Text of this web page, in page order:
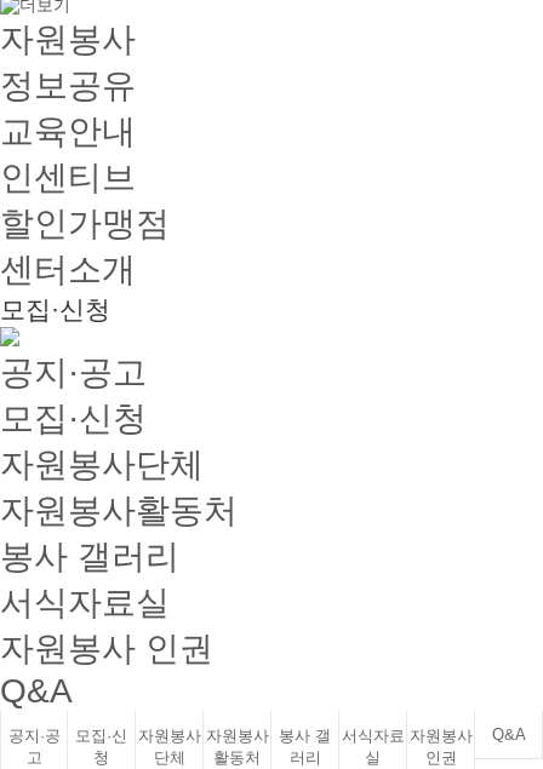
자원봉사
정보공유
교육안내
인센티브
할인가맹점
센터소개
모집·신청
공지·공고
모집·신청
자원봉사단체
자원봉사활동처
봉사 갤러리
서식자료실
자원봉사 인권
Q&A
공지·공
고
모집·신
청
자원봉사
단체
자원봉사
활동처
봉사 갤
러리
서식자료
실
자원봉사
인권
Q&A